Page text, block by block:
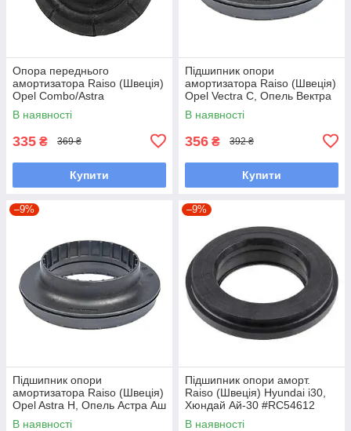
Опора переднього
амортизатора Raiso (Швеція)
Opel Combo/Astra
G/Corsa/Vectra B #RС02052
UAOHREJ7
В наявності
335 ₴ 369 ₴
Купити
Підшипник опори
амортизатора Raiso (Швеція)
Opel Vectra С, Опель Вектра
Ц 02- #RC01036 UATDEXW7
В наявності
356 ₴ 392 ₴
Купити
–9%
Підшипник опори
амортизатора Raiso (Швеція)
Opel Astra H, Опель Астра Аш
04- #RC01036 UAHNDSZ7
В наявності
–9%
Підшипник опори аморт.
Raiso (Швеція) Hyundai i30,
Хюндай Ай-30 #RC54612
UASHXBY7
В наявності